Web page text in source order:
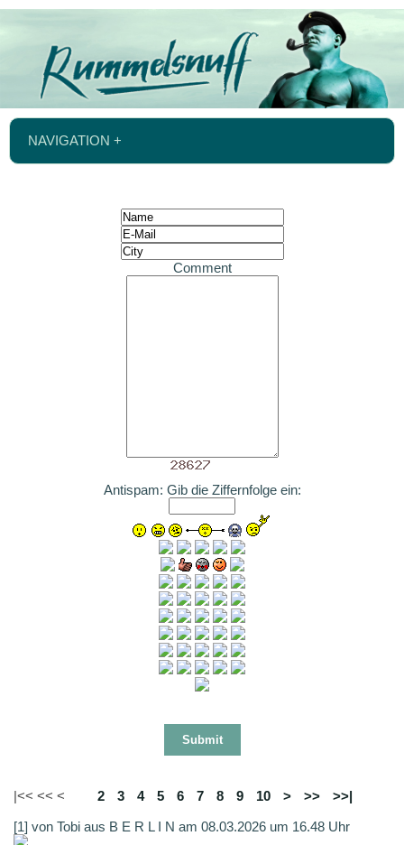
NAVIGATION +
Comment
Antispam: Gib die Ziffernfolge ein:
|<< << < 2 3 4 5 6 7 8 9 10 > >>
>>|
[1] von Tobi aus B E R L I N am 08.03.2026 um 16.48 Uhr